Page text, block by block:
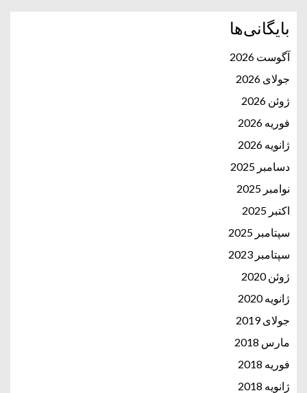
بایگانی‌ها
آگوست 2026
جولای 2026
ژوئن 2026
فوریه 2026
ژانویه 2026
دسامبر 2025
نوامبر 2025
اکتبر 2025
سپتامبر 2025
سپتامبر 2023
ژوئن 2020
ژانویه 2020
جولای 2019
مارس 2018
فوریه 2018
ژانویه 2018